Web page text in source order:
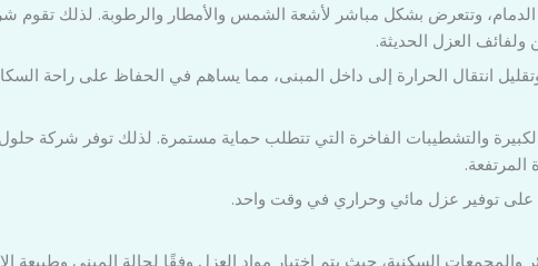
الدمام، وتتعرض بشكل مباشر لأشعة الشمس والأمطار والرطوبة. لذلك
ولفائف العزل الحديثة.
انتقال الحرارة إلى داخل المبنى، مما يساهم في الحفاظ على راحة
والتشطيبات الفاخرة التي تتطلب حماية مستمرة. لذلك توفر شركة
على توفير عزل مائي وحراري في وقت واحد.
السكنية، حيث يتم اختيار مواد العزل وفقًا لحالة المبنى وطبيعة